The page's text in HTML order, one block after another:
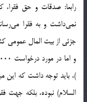
رابعا: صدقات و حق فقرا،
نمى‌داشت و به فقرا
جزئى از بيت المال عمومى
)‌، بايد توجه داشت كه
السلام) نبوده، بلكه جهت